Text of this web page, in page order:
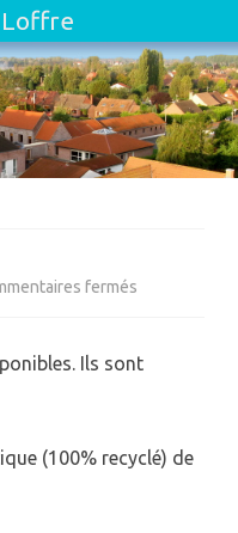
fermés
Ils sont
(100% recyclé) de